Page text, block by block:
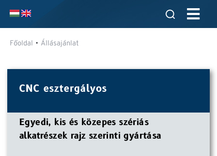
Főoldal • Állásajánlat
CNC esztergályos
Egyedi, kis és közepes szériás
alkatrészek rajz szerinti gyártása